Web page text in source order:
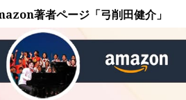
著者ページ「弓削田健介」